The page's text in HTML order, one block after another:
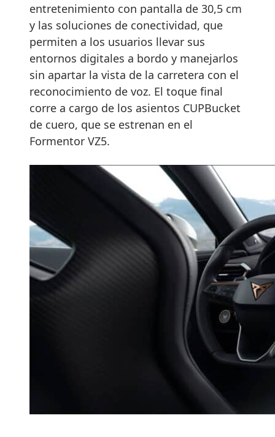
entretenimiento con pantalla de 30,5 cm
y las soluciones de conectividad, que
permiten a los usuarios llevar sus
entornos digitales a bordo y manejarlos
sin apartar la vista de la carretera con el
reconocimiento de voz. El toque final
corre a cargo de los asientos CUPBucket
de cuero, que se estrenan en el
Formentor VZ5.